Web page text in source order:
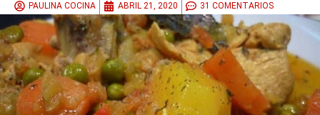
PAULINA COCINA ABRIL 21, 2020 31 COMENTARIOS